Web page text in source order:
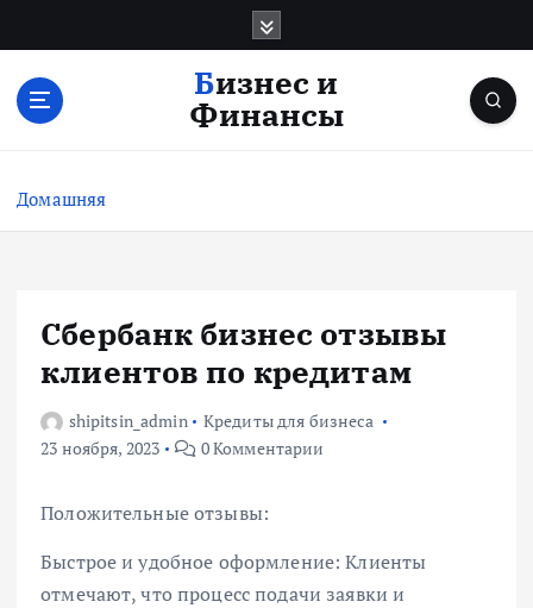
с
Бизнес и
Финансы
Домашняя
Сбербанк бизнес отзывы
клиентов по кредитам
shipitsin_admin
Кредиты для бизнеса
23 ноября, 2023
0 Комментарии
Положительные отзывы:
Быстрое и удобное оформление: Клиенты
отмечают, что процесс подачи заявки и